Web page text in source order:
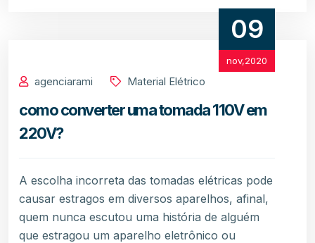
09
nov,2020
agenciarami Material Elétrico
como converter uma tomada 110V em
220V?
A escolha incorreta das tomadas elétricas pode
causar estragos em diversos aparelhos, afinal,
quem nunca escutou uma história de alguém
que estragou um aparelho eletrônico ou